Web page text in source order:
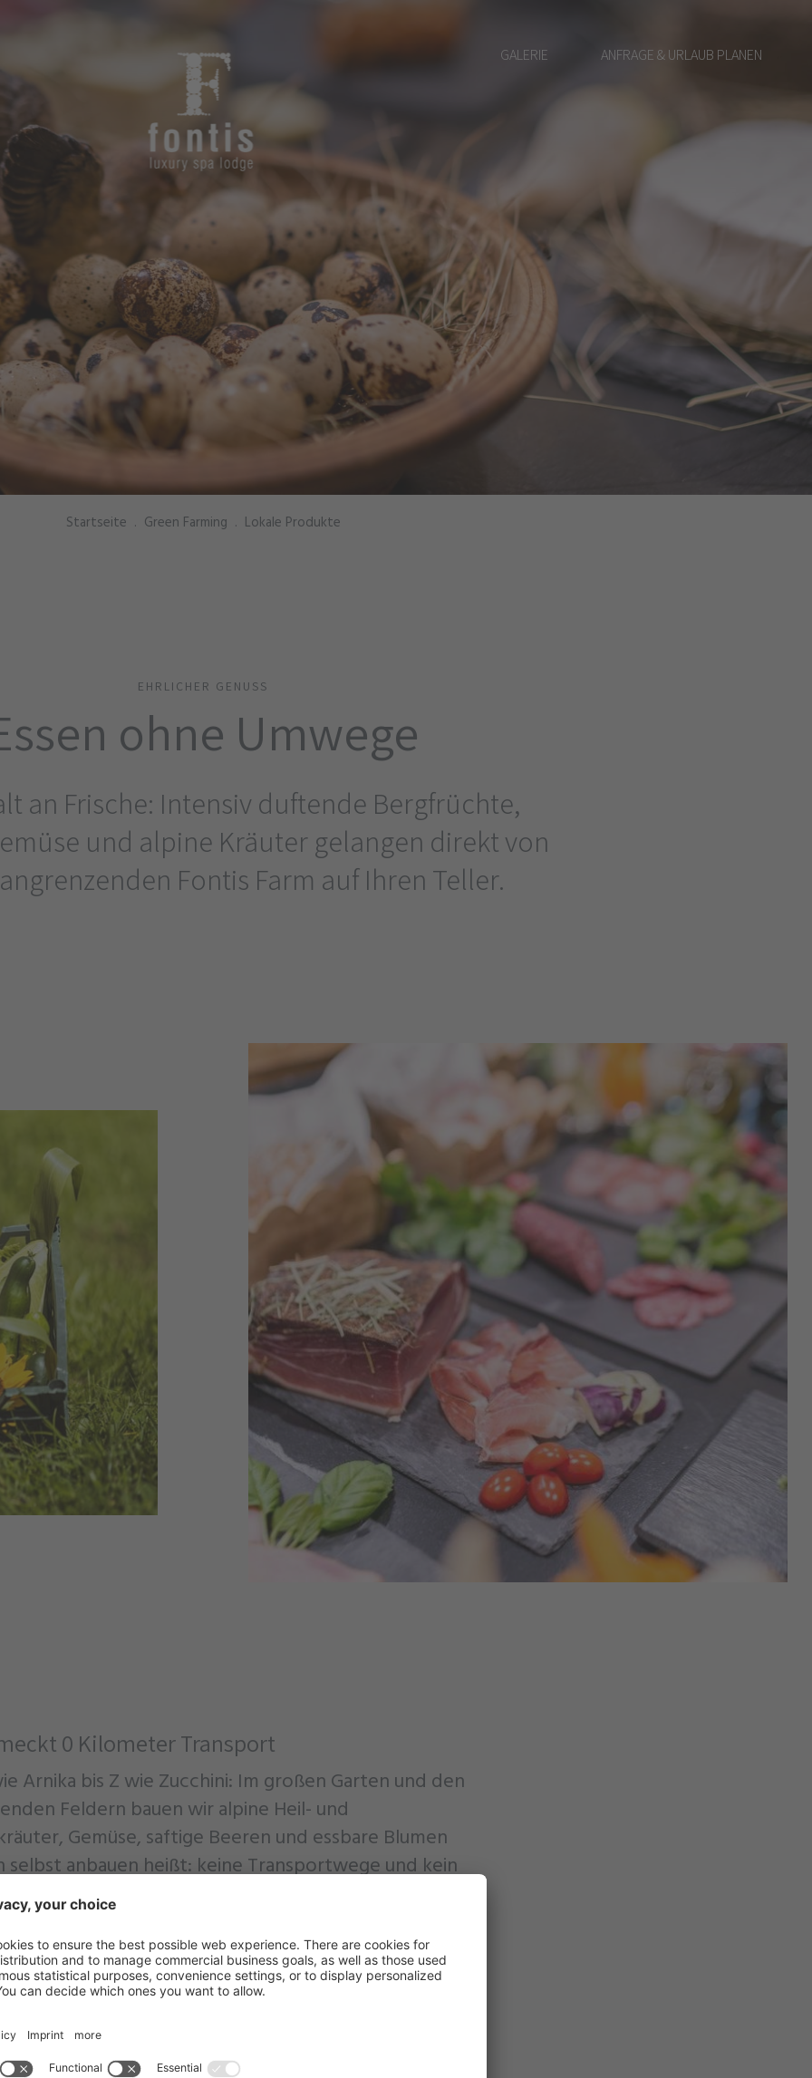
GALERIE ANFRAGE & URLAUB PLANEN
Startseite . Green Farming . Lokale Produkte
EHRLICHER GENUSS
ohne Umwege
an Frische: Intensiv duftende Bergfrüchte,
und alpine Kräuter gelangen direkt von
Fontis Farm auf Ihren Teller.
0 Kilometer Transport
Arnika bis Z wie Zucchini: Im großen Garten und den
Feldern bauen wir alpine Heil- und
Gemüse, saftige Beeren und essbare Blumen
selbst anbauen heißt: keine Transportwege und kein
Die Eier liefern unsere eigenen Fontis-
den Honig unsere fleißigen Bienen.
werden die Erzeugnisse eingekocht, nach
Art verarbeitet, Ihnen frisch serviert oder zum
im Bio-Shop Fontis angeboten. So können Sie
und Genussurlaub in Südtirol